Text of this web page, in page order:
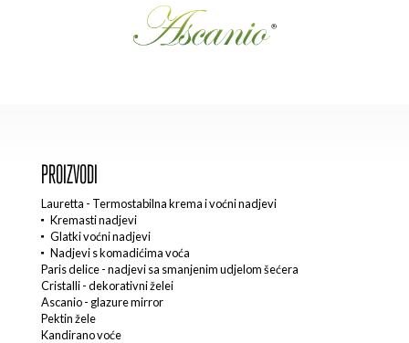
PROIZVODI
Lauretta - Termostabilna krema i voćni nadjevi
Kremasti nadjevi
Glatki voćni nadjevi
Nadjevi s komadićima voća
Paris delice - nadjevi sa smanjenim udjelom šećera
Cristalli - dekorativni želei
Ascanio - glazure mirror
Pektin žele
Kandirano voće